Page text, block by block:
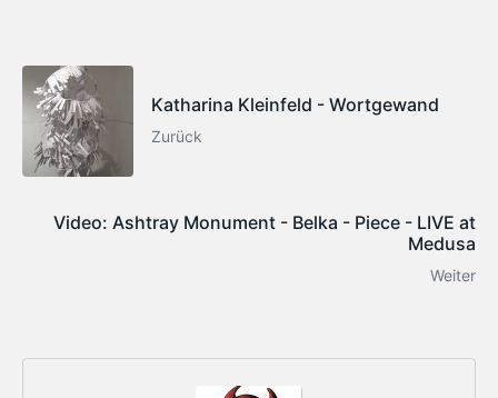
Katharina Kleinfeld - Wortgewand
Zurück
Video: Ashtray Monument - Belka - Piece - LIVE at
Medusa
Weiter